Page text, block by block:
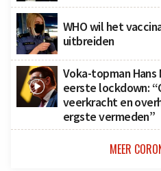
WHO wil het
uitbreiden
Voka-topman Hans
eerste lockdown:
veerkracht en
ergste vermeden”
MEER